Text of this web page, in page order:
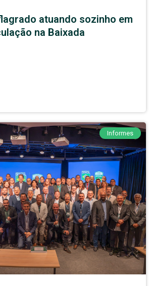
atuando sozinho em
na Baixada
Informes